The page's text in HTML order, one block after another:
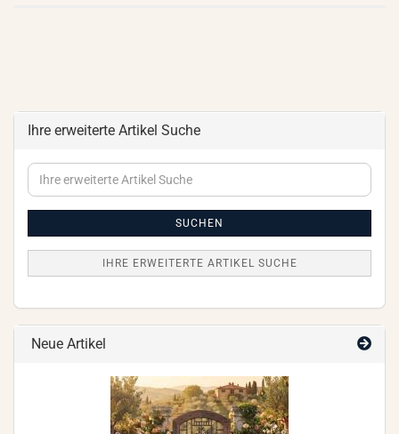
Ihre erweiterte Artikel Suche
Ihre
erweiterte
SUCHEN
IHRE ERWEITERTE ARTIKEL SUCHE
Neue Artikel